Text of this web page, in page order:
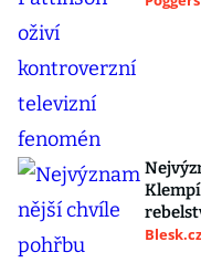
Blesk.cz